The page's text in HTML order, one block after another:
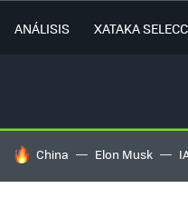
ANÁLISIS XATAKA
HOY SE HABLA DE
China Elon Musk